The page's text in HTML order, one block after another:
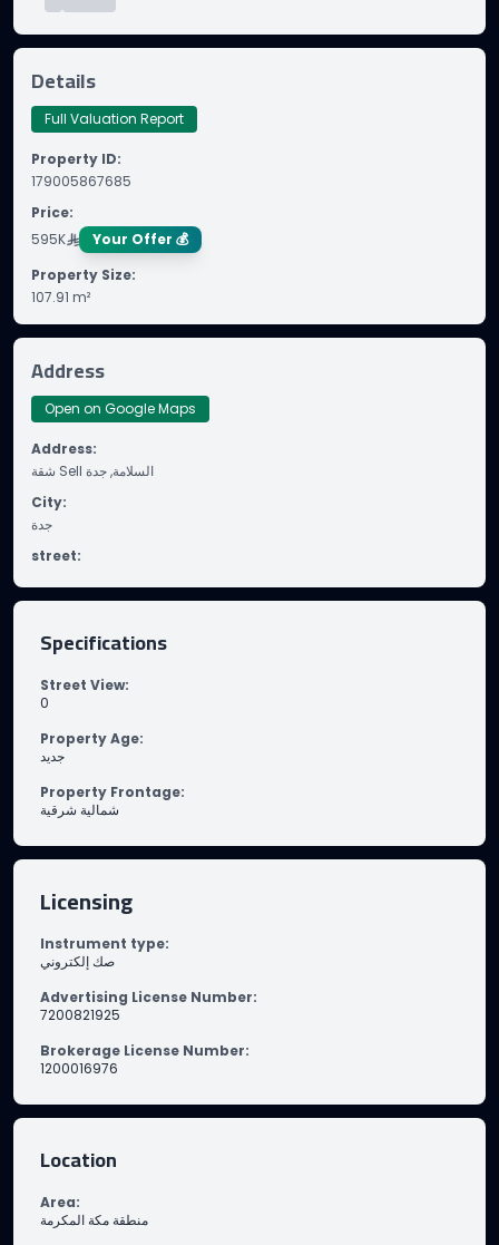
Details
Full Valuation Report
Property ID:
179005867685
Price:
595K
Your Offer 💰
Property Size:
107.91 m²
Address
Open on Google Maps
Address:
شقة Sell السلامة, جدة
City:
جدة
street:
Specifications
Street View:
0
Property Age:
جديد
Property Frontage:
شمالية شرقية
Licensing
Instrument type:
صك إلكتروني
Advertising License Number:
7200821925
Brokerage License Number:
1200016976
Location
Area:
منطقة مكة المكرمة